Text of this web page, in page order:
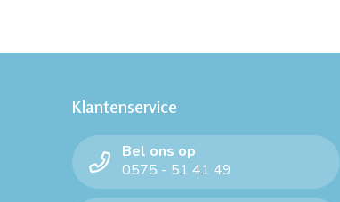
Klantenservice
Bel ons op
0575 - 51 41 49